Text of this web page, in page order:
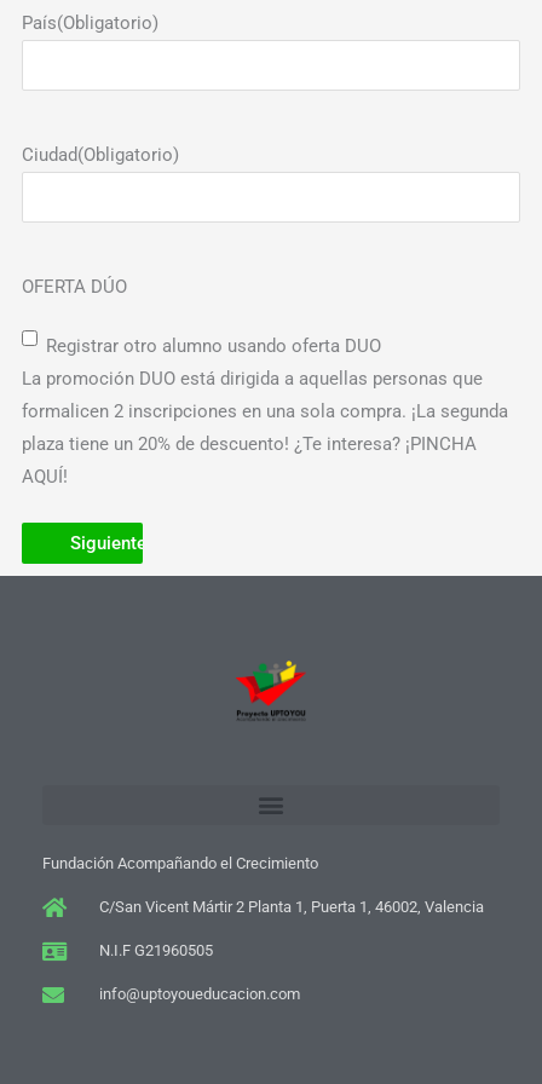
País(Obligatorio)
Ciudad(Obligatorio)
OFERTA DÚO
Registrar otro alumno usando oferta DUO
La promoción DUO está dirigida a aquellas personas que
formalicen 2 inscripciones en una sola compra. ¡La segunda
plaza tiene un 20% de descuento! ¿Te interesa? ¡PINCHA
AQUÍ!
Fundación Acompañando el Crecimiento
C/San Vicent Mártir 2 Planta 1, Puerta 1, 46002, Valencia
N.I.F G21960505
info@uptoyoueducacion.com